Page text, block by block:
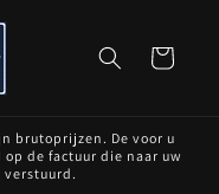
Cart
brutoprijzen. De voor u
de factuur die naar uw